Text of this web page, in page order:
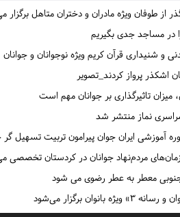
از طوفان ویژه مادران و دختران متاهل برگزار
در مساجد جدی بگیریم
و شنیداری قرآن کریم ویژه نوجوانان و جوانان
پرواز کردند_تصویر
تاثیرگذاری بر جوانان مهم است
نماز منتشر شد
آموزشی ایران جوان پیرامون تربیت تسهیل
مردم‌نهاد جوانان در کردستان تخصصی
معطر به عطر رضوی می شود
بانوان برگزار می‌شود